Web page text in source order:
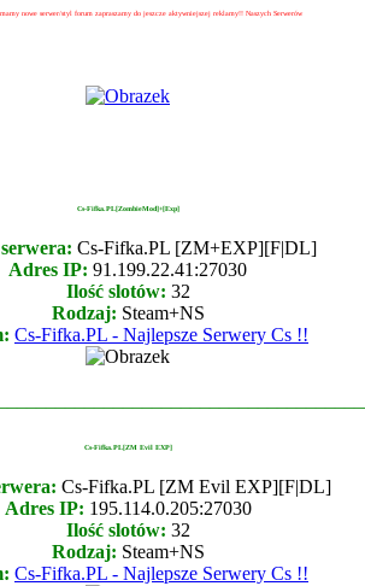
nowe serwer/styl forum zapraszamy do jeszcze aktywniejszej reklamy!! Naszych Serwerów
Cs-Fifka.PL[ZombieMod]+[Exp]
Cs-Fifka.PL [ZM+EXP][F|DL]
Adres IP: 91.199.22.41:27030
Ilość slotów: 32
Rodzaj: Steam+NS
Cs-Fifka.PL - Najlepsze Serwery Cs !!
Cs-Fifka.PL[ZM Evil EXP]
Cs-Fifka.PL [ZM Evil EXP][F|DL]
Adres IP: 195.114.0.205:27030
Ilość slotów: 32
Rodzaj: Steam+NS
Cs-Fifka.PL - Najlepsze Serwery Cs !!